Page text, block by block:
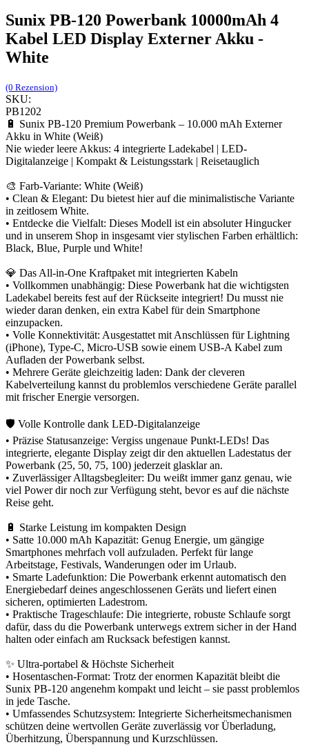
Sunix PB-120 Powerbank 10000mAh 4
Kabel LED Display Externer Akku -
White
(0 Rezension)
SKU:
PB1202
🔋 Sunix PB-120 Premium Powerbank – 10.000 mAh Externer
Akku in White (Weiß)
Nie wieder leere Akkus: 4 integrierte Ladekabel | LED-
Digitalanzeige | Kompakt & Leistungsstark | Reisetauglich
🎨 Farb-Variante: White (Weiß)
• Clean & Elegant: Du bietest hier auf die minimalistische Variante
in zeitlosem White.
• Entdecke die Vielfalt: Dieses Modell ist ein absoluter Hingucker
und in unserem Shop in insgesamt vier stylischen Farben erhältlich:
Black, Blue, Purple und White!
💎 Das All-in-One Kraftpaket mit integrierten Kabeln
• Vollkommen unabhängig: Diese Powerbank hat die wichtigsten
Ladekabel bereits fest auf der Rückseite integriert! Du musst nie
wieder daran denken, ein extra Kabel für dein Smartphone
einzupacken.
• Volle Konnektivität: Ausgestattet mit Anschlüssen für Lightning
(iPhone), Type-C, Micro-USB sowie einem USB-A Kabel zum
Aufladen der Powerbank selbst.
• Mehrere Geräte gleichzeitig laden: Dank der cleveren
Kabelverteilung kannst du problemlos verschiedene Geräte parallel
mit frischer Energie versorgen.
🛡️ Volle Kontrolle dank LED-Digitalanzeige
• Präzise Statusanzeige: Vergiss ungenaue Punkt-LEDs! Das
integrierte, elegante Display zeigt dir den aktuellen Ladestatus der
Powerbank (25, 50, 75, 100) jederzeit glasklar an.
• Zuverlässiger Alltagsbegleiter: Du weißt immer ganz genau, wie
viel Power dir noch zur Verfügung steht, bevor es auf die nächste
Reise geht.
🔋 Starke Leistung im kompakten Design
• Satte 10.000 mAh Kapazität: Genug Energie, um gängige
Smartphones mehrfach voll aufzuladen. Perfekt für lange
Arbeitstage, Festivals, Wanderungen oder im Urlaub.
• Smarte Ladefunktion: Die Powerbank erkennt automatisch den
Energiebedarf deines angeschlossenen Geräts und liefert einen
sicheren, optimierten Ladestrom.
• Praktische Trageschlaufe: Die integrierte, robuste Schlaufe sorgt
dafür, dass du die Powerbank unterwegs extrem sicher in der Hand
halten oder einfach am Rucksack befestigen kannst.
✨ Ultra-portabel & Höchste Sicherheit
• Hosentaschen-Format: Trotz der enormen Kapazität bleibt die
Sunix PB-120 angenehm kompakt und leicht – sie passt problemlos
in jede Tasche.
• Umfassendes Schutzsystem: Integrierte Sicherheitsmechanismen
schützen deine wertvollen Geräte zuverlässig vor Überladung,
Überhitzung, Überspannung und Kurzschlüssen.